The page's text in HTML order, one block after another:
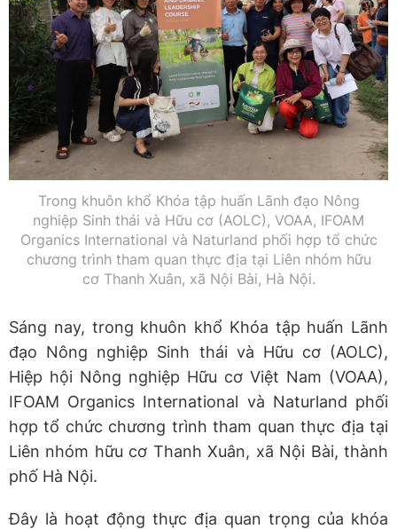
Trong khuôn khổ Khóa tập huấn Lãnh đạo Nông
nghiệp Sinh thái và Hữu cơ (AOLC), VOAA, IFOAM
Organics International và Naturland phối hợp tổ chức
chương trình tham quan thực địa tại Liên nhóm hữu
cơ Thanh Xuân, xã Nội Bài, Hà Nội.
Sáng nay, trong khuôn khổ Khóa tập huấn Lãnh
đạo Nông nghiệp Sinh thái và Hữu cơ (AOLC),
Hiệp hội Nông nghiệp Hữu cơ Việt Nam (VOAA),
IFOAM Organics International và Naturland phối
hợp tổ chức chương trình tham quan thực địa tại
Liên nhóm hữu cơ Thanh Xuân, xã Nội Bài, thành
phố Hà Nội.
Đây là hoạt động thực địa quan trọng của khóa